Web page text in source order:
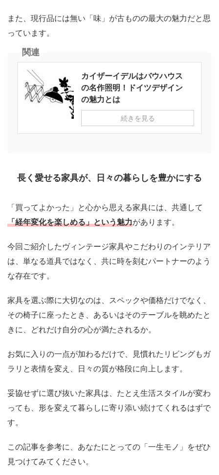
また、現行品には無い「味」が古ものの最大の魅力だと思
っています。
関連
カイザーイデルはバウハウス
の名作照明！ドイツデザイン
の魅力とは
続きを見る
長く愛せる家具が、日々の暮らしを豊かにする
「買ってよかった」と心から思える家具には、共通して
「経年変化を楽しめる」という魅力があります。
今回ご紹介したヴィンテージ家具やこだわりのインテリア
は、単なる道具ではなく、共に時を刻むパートナーのよう
な存在です。
家具を選ぶ際に大切なのは、スペックや価格だけでなく、
その椅子に座ったとき、あるいはそのテーブルを眺めたと
きに、どれだけ自分の心が満たされるか。
お気に入りの一点が加わるだけで、見慣れたリビングもガ
ラリと表情を変え、日々の質が格段に向上します。
妥協せずに選び抜いた家具は、たとえ生活スタイルが変わ
っても、形を変えて暮らしに寄り添い続けてくれるはずで
す。
この記事を参考に、あなたにとっての「一生モノ」をぜひ
見つけてみてください。